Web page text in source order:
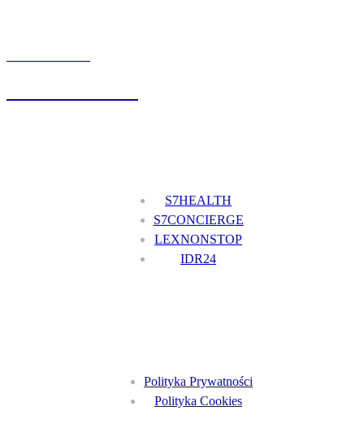
S7HEALTH
S7CONCIERGE
LEXNONSTOP
IDR24
Polityka Prywatności
Polityka Cookies